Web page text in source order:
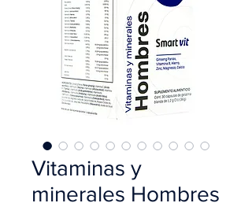
Vitaminas y
minerales Hombres